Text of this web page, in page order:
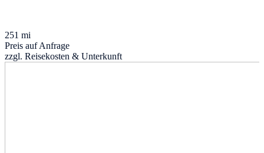
251 mi
Preis auf Anfrage
zzgl. Reisekosten & Unterkunft